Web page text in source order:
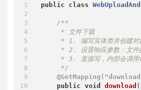
public class
/**
     * 文件下载
* 1. 编写实体类并创建对
* 2. 设置响应参数：文
* 3. 直接写，内部会调
     */
public void download